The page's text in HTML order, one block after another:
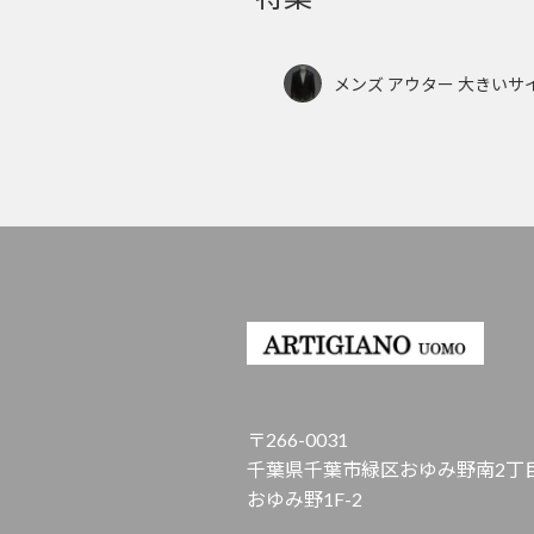
メンズ アウター 大きいサ
〒266-0031
千葉県千葉市緑区おゆみ野南2
おゆみ野1F-2